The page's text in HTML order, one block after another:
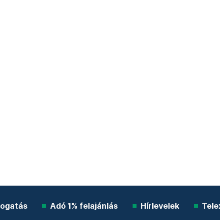
Adó 1% felajánlás Hírlevelek